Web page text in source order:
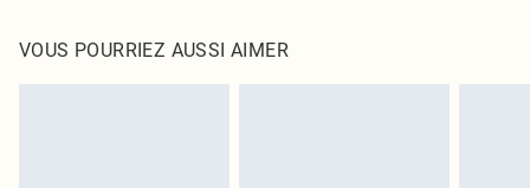
Livraison express France
Jusqu'à 2-3 jours ouvrables
pour nous retourner un article.
Veuillez noter que nous ne pouvons pas rembourser les masques tendance, les
VOUS POURRIEZ AUSSI AIMER